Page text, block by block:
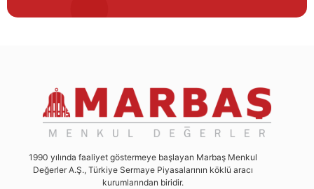
1990 yılında faaliyet göstermeye başlayan Marbaş Menkul
Değerler A.Ş., Türkiye Sermaye Piyasalarının köklü aracı
kurumlarından biridir.